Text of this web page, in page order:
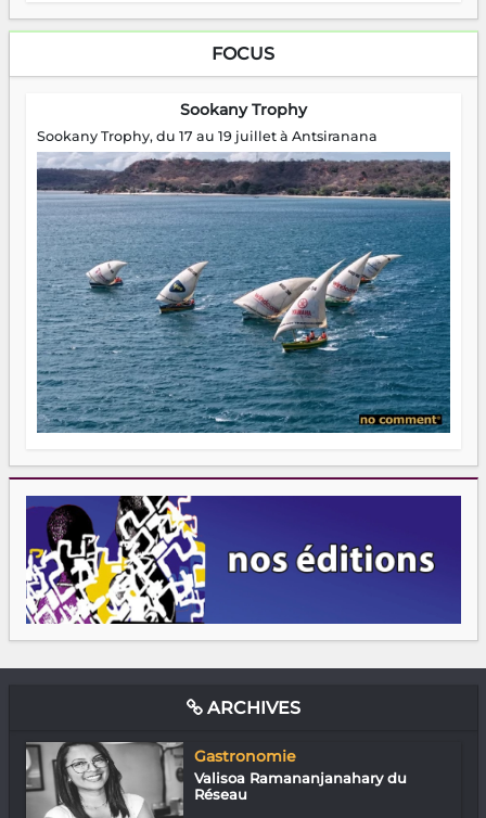
FOCUS
Sookany Trophy
Sookany Trophy, du 17 au 19 juillet à Antsiranana
ARCHIVES
Gastronomie
Valisoa Ramananjanahary du
Réseau